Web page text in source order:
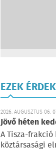
EZEK
2026. AUGUSZTUS 06.
Jövő héten
A Tisza-
köztársasági